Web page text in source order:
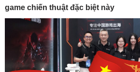
game chiến thuật đặc biệt này